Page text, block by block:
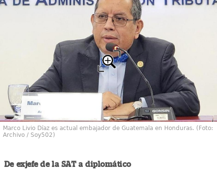
Marco Livio Díaz es actual embajador de Guatemala en Honduras. (Foto:
Archivo / Soy502)
De exjefe de la SAT a diplomático